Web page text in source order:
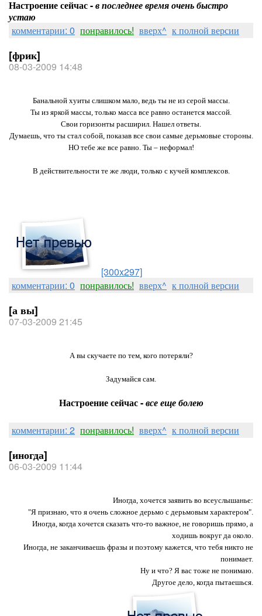
Настроение сейчас -в последнее время очень быстро
устаю
комментарии: 0 понравилось! вверх^ к полной версии
[фрик]
08-03-2009 14:48
Банальной хуиты слишком мало, ведь ты не из серой массы.
Ты из яркой массы, только масса все равно останется массой.
Свои горизонты расширил. Нашел ответы.
Думаешь, что ты стал собой, показав все свои самые дерьмовые стороны.
НО тебе же все равно. Ты – неформал!
В действительности те же люди, только с кучей комплексов.
[300x297]
комментарии: 0 понравилось! вверх^ к полной версии
[а вы]
07-03-2009 21:45
А вы скучаете по тем, кого потеряли?
Задумайся сам.
Настроение сейчас -все еще болею
комментарии: 2 понравилось! вверх^ к полной версии
[иногда]
06-03-2009 11:44
Иногда, хочется заявить во всеуслышанье:
"Я признаю, что я очень сложное дерьмо с дерьмовым характером".
Иногда, когда хочется сказать что-то важное, не говоришь прямо, а
ходишь вокруг да около.
Иногда, не заканчиваешь фразы и поэтому кажется, что тебя никто не
понимает.
Ну и что? Я вас тоже не понимаю.
Другое дело, когда пытаешься.